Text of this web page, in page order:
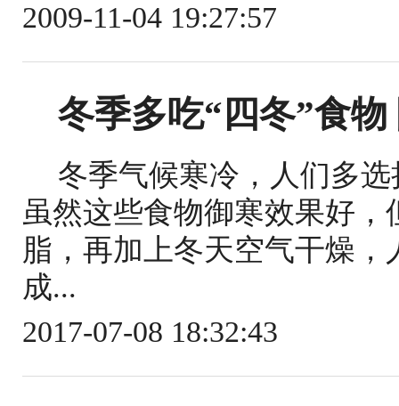
2009-11-04 19:27:57
冬季多吃“四冬”食
冬季气候寒冷，人们多
虽然这些食物御寒效果好
脂，再加上冬天空气干燥
成...
2017-07-08 18:32:43